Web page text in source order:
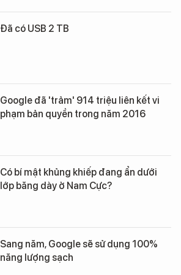
Đã có USB 2 TB
Google đã 'trảm' 914 triệu liên kết vi
phạm bản quyền trong năm 2016
Có bí mật khủng khiếp đang ẩn dưới
lớp băng dày ở Nam Cực?
Sang năm, Google sẽ sử dụng 100%
năng lượng sạch